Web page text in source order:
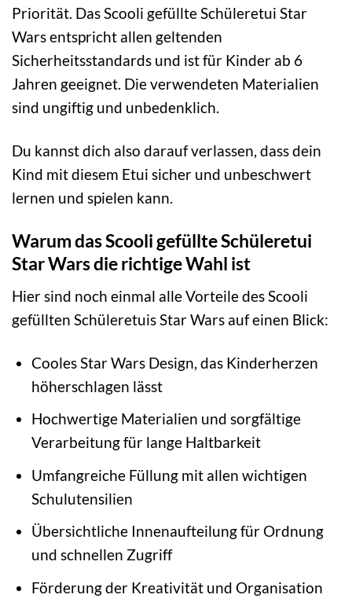
Priorität. Das Scooli gefüllte Schüleretui Star
Wars entspricht allen geltenden
Sicherheitsstandards und ist für Kinder ab 6
Jahren geeignet. Die verwendeten Materialien
sind ungiftig und unbedenklich.
Du kannst dich also darauf verlassen, dass dein
Kind mit diesem Etui sicher und unbeschwert
lernen und spielen kann.
Warum das Scooli gefüllte Schüleretui
Star Wars die richtige Wahl ist
Hier sind noch einmal alle Vorteile des Scooli
gefüllten Schüleretuis Star Wars auf einen Blick:
Cooles Star Wars Design, das Kinderherzen
höherschlagen lässt
Hochwertige Materialien und sorgfältige
Verarbeitung für lange Haltbarkeit
Umfangreiche Füllung mit allen wichtigen
Schulutensilien
Übersichtliche Innenaufteilung für Ordnung
und schnellen Zugriff
Förderung der Kreativität und Organisation